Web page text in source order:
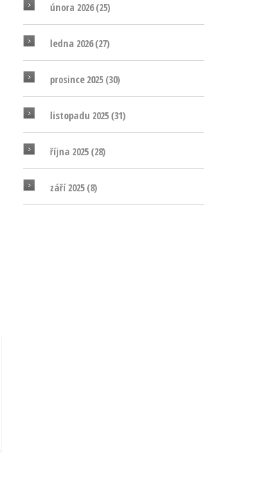
února 2026(25)
ledna 2026(27)
prosince 2025 (30)
listopadu 2025 (31)
října 2025 (28)
září 2025 (8)